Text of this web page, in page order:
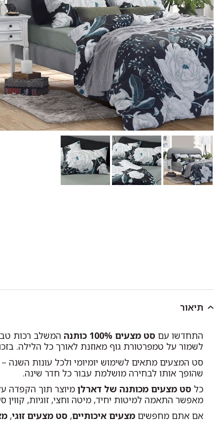
תיאור
התחדשו עם סט מצעים 100% כותנה
המשלב רכות
לשמור על טמפרטורת גוף מאוזנת לאורך כל הלילה.
סט המצעים מתאים לשימוש יומיומי ולכל עונות השנה
שהופך אותו לבחירה מושלמת עבור כל חדר שינה.
כל סט מצעים מכותנה של דארלן מיוצר תוך הקפדה
מאפשר התאמה למיטות יחיד, מיטה וחצי, זוגיות, קווין
אם אתם מחפשים מצעים איכותיים, סט מצעים זוגי,